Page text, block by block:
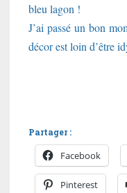
bleu lagon !
J’ai passé un bon
décor est loin d’être
Partager :
Facebook
Pinterest